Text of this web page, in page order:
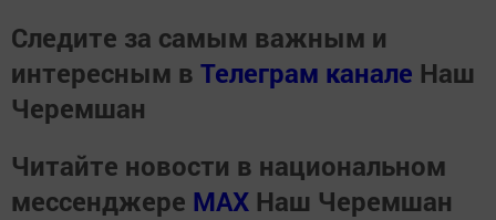
Следите за самым важным и
интересным в Телеграм канале Наш
Черемшан
Читайте новости в национальном
мессенджере MАХ Наш Черемшан